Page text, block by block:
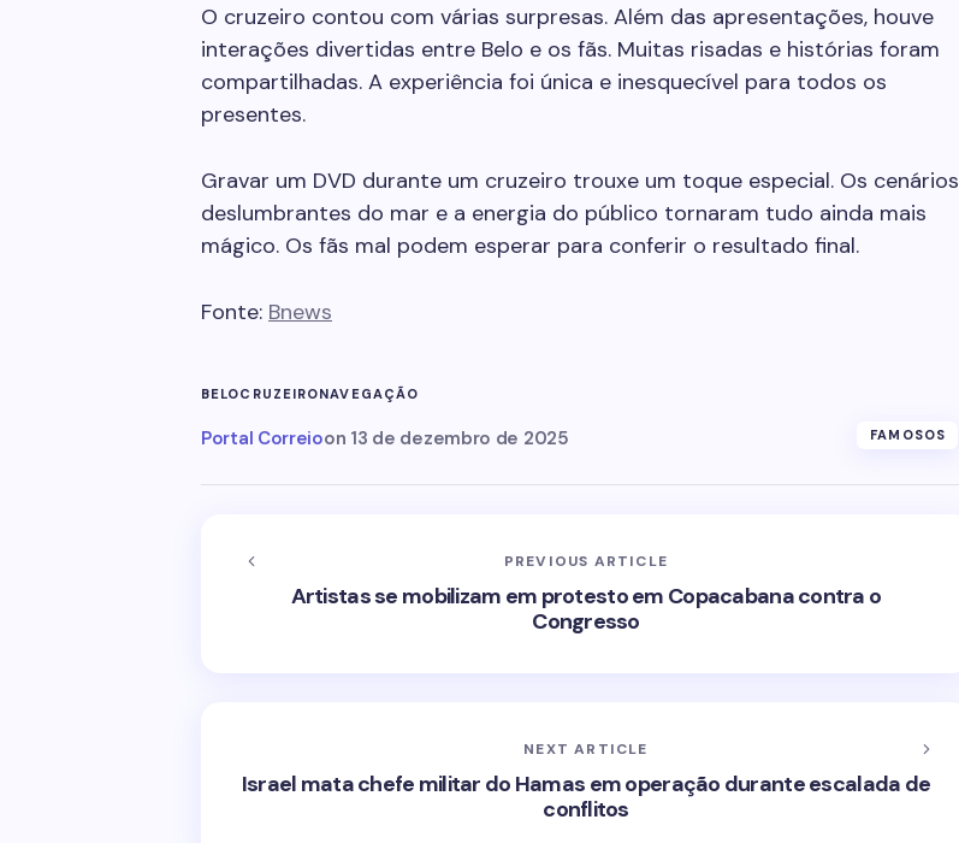
O cruzeiro contou com várias surpresas. Além das apresentações, houve
interações divertidas entre Belo e os fãs. Muitas risadas e histórias foram
compartilhadas. A experiência foi única e inesquecível para todos os
presentes.
Gravar um DVD durante um cruzeiro trouxe um toque especial. Os cenários
deslumbrantes do mar e a energia do público tornaram tudo ainda mais
mágico. Os fãs mal podem esperar para conferir o resultado final.
Fonte: Bnews
BELOCRUZEIRONAVEGAÇÃO
Portal Correioon 13 de dezembro de 2025 FAMOSOS
PREVIOUS ARTICLE
Artistas se mobilizam em protesto em Copacabana contra o
Congresso
NEXT ARTICLE
Israel mata chefe militar do Hamas em operação durante escalada de
conflitos